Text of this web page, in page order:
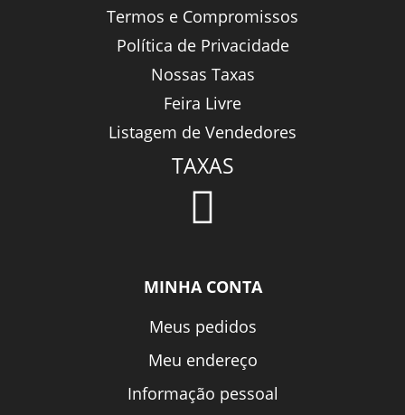
Termos e Compromissos
Política de Privacidade
Nossas Taxas
Feira Livre
Listagem de Vendedores
TAXAS
MINHA CONTA
Meus pedidos
Meu endereço
Informação pessoal